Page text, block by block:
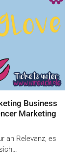
Business
Marketing
an Relevanz, es